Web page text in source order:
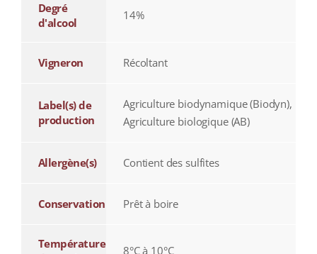
Degré
d'alcool
14%
Vigneron Récoltant
Label(s) de
production
Agriculture biodynamique (Biodyn),
Agriculture biologique (AB)
Allergène(s) Contient des sulfites
Conservation Prêt à boire
Température
8°C à 10°C